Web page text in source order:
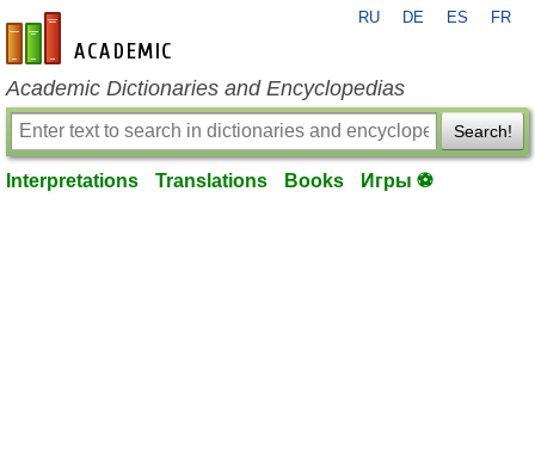
en-academic.com
RU DE ES FR
Academic Dictionaries and Encyclopedias
Search!
Interpretations Translations Books Игры ⚽